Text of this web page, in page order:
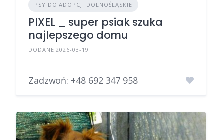
PSY DO ADOPCJI DOLNOŚLĄSKIE
PIXEL _ super psiak szuka
najlepszego domu
DODANE 2026-03-19
Zadzwoń: +48 692 347 958